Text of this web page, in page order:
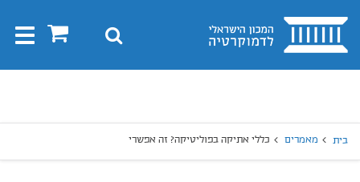
בית 0 חיפוש
בית מאמרים כללי אתיקה בפוליטיקה? זה אפשרי